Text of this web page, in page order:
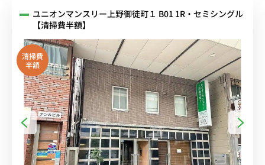
ユニオンマンスリー上野御徒町１ B01 1R・セミシングル
【清掃費半額】
清掃費
半額